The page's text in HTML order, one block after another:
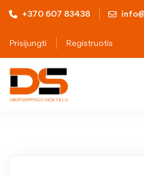
+370 607 83438
Prisijungti Registruotis